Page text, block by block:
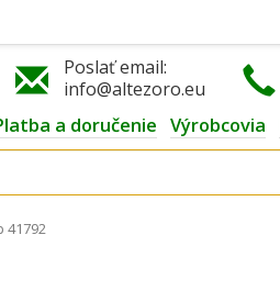
Poslať email:
info@altezoro.eu
a doručenie Výrobcovia
41792